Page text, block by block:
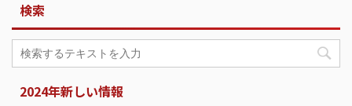
検索
2024年新しい情報